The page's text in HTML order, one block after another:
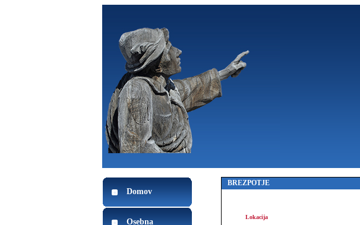
Domov
Osebna
BREZPOTJE
Lokacija